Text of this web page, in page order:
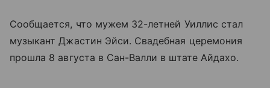
Сообщается, что мужем 32-летней Уиллис стал
музыкант Джастин Эйси. Свадебная церемония
прошла 8 августа в Сан-Валли в штате Айдахо.